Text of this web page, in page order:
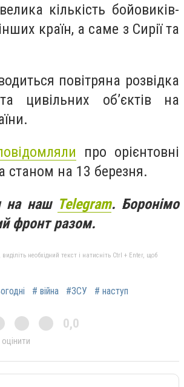
кількість бойовиків-
країн, а саме з Сирії та
повітряна розвідка
цивільних об’єктів на
про орієнтовні
станом на 13 березня.
на наш Telegram. Боронімо
фронт разом.
необхідний текст і натисніть Ctrl + Enter, щоб
# війна #ЗСУ # наступ
0,0